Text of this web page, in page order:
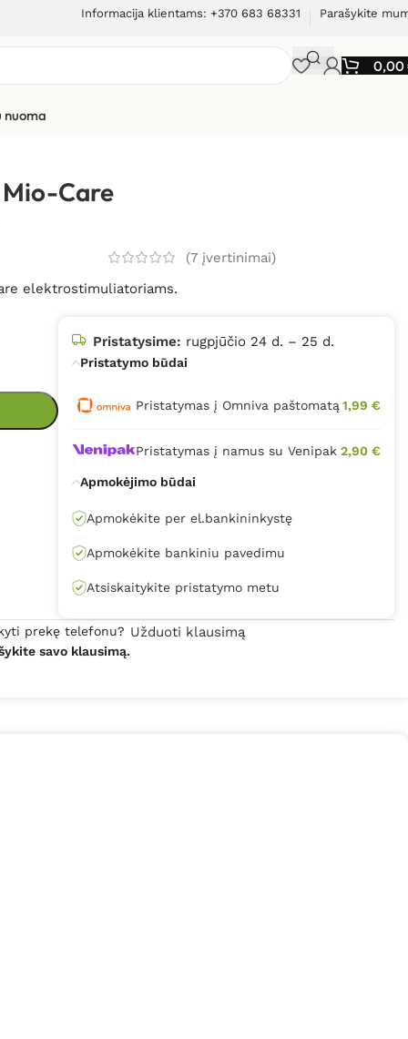
Informacija klientams: +370 683 68331 Parašykite
0,00
nuoma
Care
(7įvertinimai)
elektrostimuliatoriams.
Pristatysime: rugpjūčio 24 d. – 25 d.
Pristatymo būdai
Pristatymas į Omniva paštomatą 1,99 €
Pristatymas į namus su Venipak 2,90 €
Apmokėjimo būdai
Apmokėkite per el.bankininkystę
Apmokėkite bankiniu pavedimu
Atsiskaitykite pristatymo metu
prekę telefonu?
savo klausimą.
Užduoti klausimą